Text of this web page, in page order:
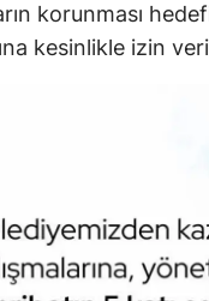
korunması
kesinlikle izin